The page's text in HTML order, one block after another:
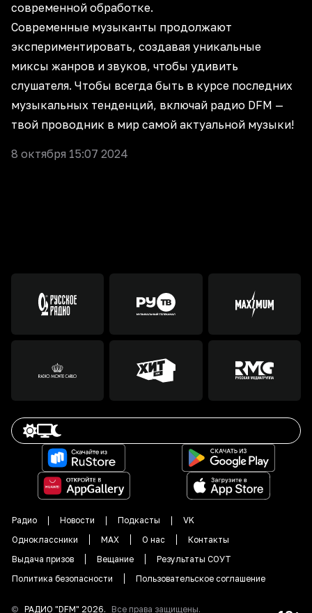
современной обработке.
Современные музыканты продолжают
экспериментировать, создавая уникальные
миксы жанров и звуков, чтобы удивить
слушателя. Чтобы всегда быть в курсе последних
музыкальных тенденций, включай радио DFM —
твой проводник в мир самой актуальной музыки!
8 октября 15:07 2024
Радио Новости Подкасты
VK
Одноклассники
MAX О нас
Контакты
Выдача призов
Вещание
Результаты СОУТ
Политика безопасности
Пользовательское соглашение
© РАДИО "DFM" 2026. Все права защищены.